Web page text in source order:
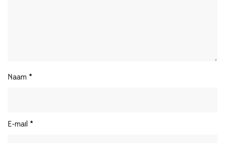
Naam *
E-mail *